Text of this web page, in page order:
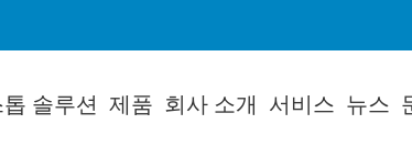
솔루션 제품 회사 소개 서비스 뉴스